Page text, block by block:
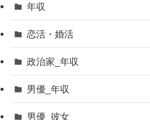
年収
恋活・婚活
政治家_年収
男優_年収
男優_彼女